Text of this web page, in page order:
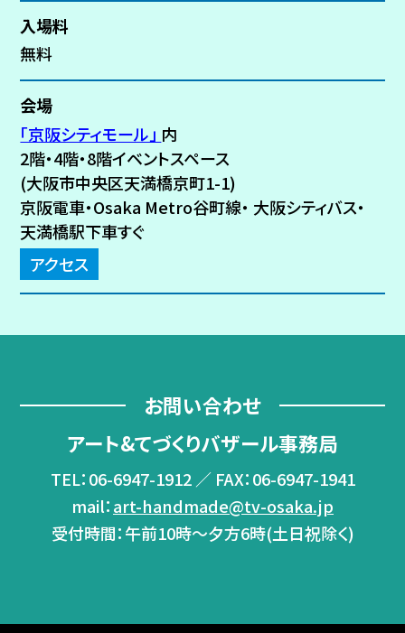
入場料
無料
会場
「京阪シティモール」 内
2階・4階・8階イベントスペース
(大阪市中央区天満橋京町1-1)
京阪電車・Osaka Metro谷町線・ 大阪シティバス・
天満橋駅下車すぐ
アクセス
お問い合わせ
アート&てづくりバザール事務局
TEL：06-6947-1912 ／FAX：06-6947-1941
mail：art-handmade@tv-osaka.jp
受付時間：午前10時～夕方6時(土日祝除く)